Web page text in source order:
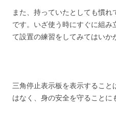
また、持っていたとしても慣
です。いざ使う時にすぐに組
て設置の練習をしてみてはいか
三角停止表示板を表示するこ
はなく、身の安全を守ることに